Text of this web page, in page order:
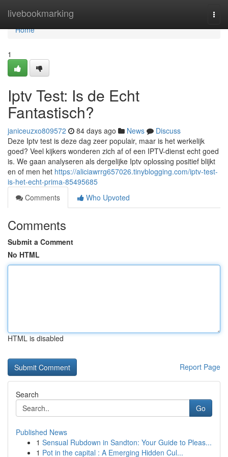
livebookmarking
Home
Home
1
Iptv Test: Is de Echt
Fantastisch?
janiceuzxo809572 84 days ago News
Discuss
Deze Iptv test is deze dag zeer populair, maar is het werkelijk
goed? Veel kijkers wonderen zich af of een IPTV-dienst echt goed
is. We gaan analyseren als dergelijke Iptv oplossing positief blijkt
en of men het https://aliciawrrg657026.tinyblogging.com/iptv-test-
is-het-echt-prima-85495685
Comments
Who Upvoted
Comments
Submit a Comment
No HTML
HTML is disabled
Report Page
Search
Go
Published News
1 Sensual Rubdown in Sandton: Your Guide to Pleas...
1 Pot in the capital : A Emerging Hidden Cul...